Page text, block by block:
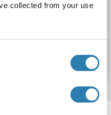
collected from your use